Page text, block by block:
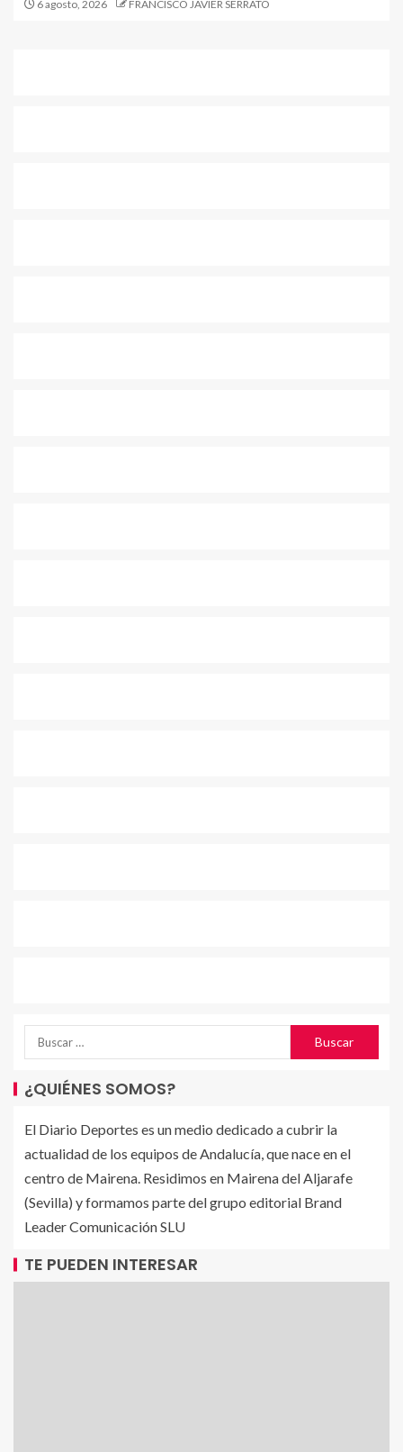
6 agosto, 2026 FRANCISCO JAVIER SERRATO
¿QUIÉNES SOMOS?
El Diario Deportes es un medio dedicado a cubrir la
actualidad de los equipos de Andalucía, que nace en el
centro de Mairena. Residimos en Mairena del Aljarafe
(Sevilla) y formamos parte del grupo editorial Brand
Leader Comunicación SLU
TE PUEDEN INTERESAR